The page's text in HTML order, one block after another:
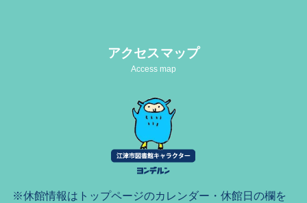
アクセスマップ
Access map
※休館情報はトップページのカレンダー・休館日の欄を